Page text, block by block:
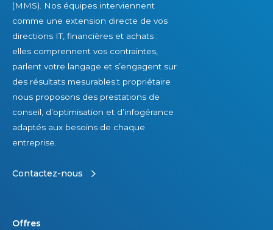
(MMS). Nos équipes interviennent
comme une extension directe de vos
directions IT, financières et achats :
elles comprennent vos contraintes,
parlent votre langage et s’engagent sur
des résultats mesurables.t propriétaire
nous proposons des prestations de
conseil, d’optimisation et d’infogérance
adaptés aux besoins de chaque
entreprise.
Contactez-nous
Offres